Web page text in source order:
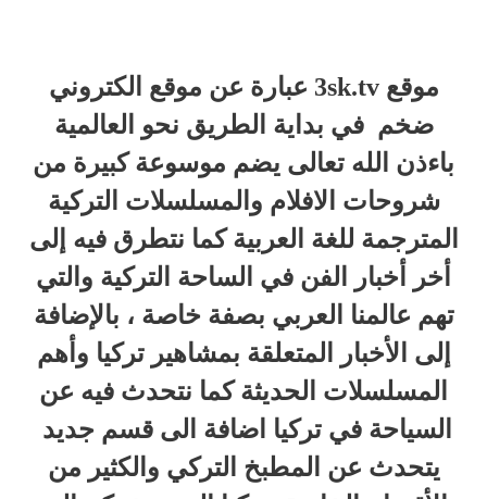
موقع 3sk.tv عبارة عن موقع الكتروني
ضخم في بداية الطريق نحو العالمية
باءذن الله تعالى يضم موسوعة كبيرة من
شروحات الافلام والمسلسلات التركية
المترجمة للغة العربية كما نتطرق فيه إلى
أخر أخبار الفن في الساحة التركية والتي
تهم عالمنا العربي بصفة خاصة ، بالإضافة
إلى الأخبار المتعلقة بمشاهير تركيا وأهم
المسلسلات الحديثة كما نتحدث فيه عن
السياحة في تركيا اضافة الى قسم جديد
يتحدث عن المطبخ التركي والكثير من